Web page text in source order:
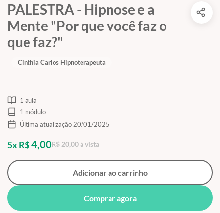
PALESTRA - Hipnose e a
Mente "Por que você faz o
que faz?"
Cinthia Carlos Hipnoterapeuta
1 aula
1 módulo
Última atualização 20/01/2025
5x R$4,00R$ 20,00 à vista
Adicionar ao carrinho
Comprar agora